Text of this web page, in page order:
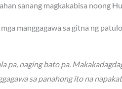
sanang magkakabisa noong
manggagawa sa gitna ng
pa, naging bato pa.
sa panahong ito na